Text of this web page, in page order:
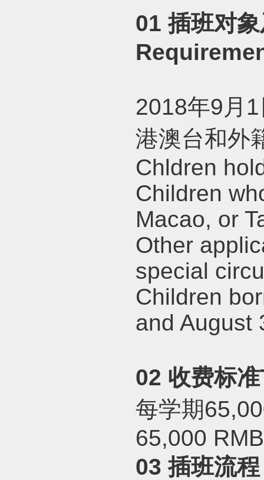
01插班对
2018年9 月 1
港澳台和外
Chldren
Children
Macao, or
Other
special
Children
and August
02 收费标准
每学期
65,000
03插班流程